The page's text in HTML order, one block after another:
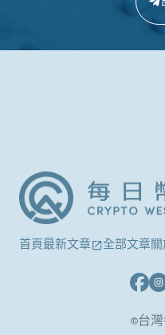
首頁最新文章 全部文章
©台